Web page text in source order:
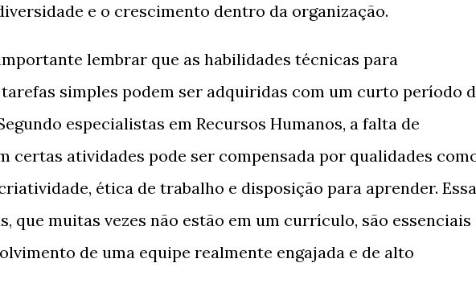
e o crescimento dentro da organização.
lembrar que as habilidades técnicas para
simples podem ser adquiridas com um curto período
especialistas em Recursos Humanos, a falta de
certas atividades pode ser compensada por qualidades
ética de trabalho e disposição para aprender.
que muitas vezes não estão em um currículo, são essenciais
de uma equipe realmente engajada e de alto